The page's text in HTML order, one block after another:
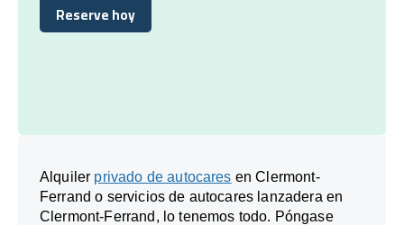
Reserve hoy
Reserve hoy
Alquiler privado de autocares en Clermont-
Ferrand o servicios de autocares lanzadera en
Clermont-Ferrand, lo tenemos todo. Póngase